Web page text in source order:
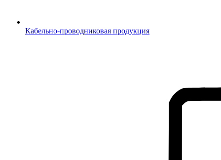
Кабельно-проводниковая продукция